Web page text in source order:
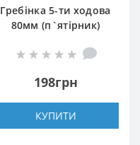
Гребінка 5-ти ходова
80мм (п`ятірник)
1/4″вр 1/4″зр на одній
198грн
КУПИТИ